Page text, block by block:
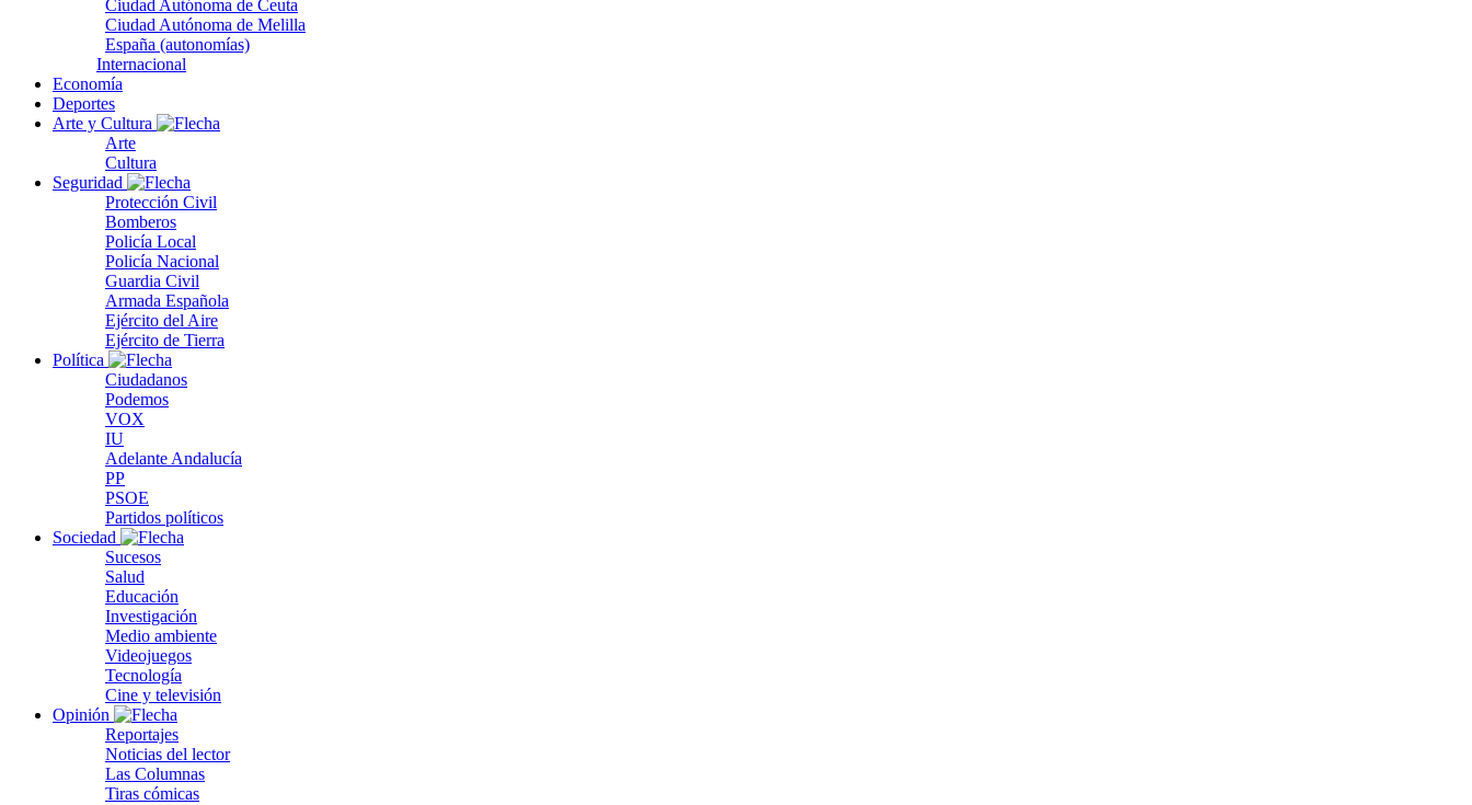
Ciudad Autónoma de Ceuta
Ciudad Autónoma de Melilla
España (autonomías)
Internacional
Economía
Deportes
Arte y Cultura
Arte
Cultura
Seguridad
Protección Civil
Bomberos
Policía Local
Policía Nacional
Guardia Civil
Armada Española
Ejército del Aire
Ejército de Tierra
Política
Ciudadanos
Podemos
VOX
IU
Adelante Andalucía
PP
PSOE
Partidos políticos
Sociedad
Sucesos
Salud
Educación
Investigación
Medio ambiente
Videojuegos
Tecnología
Cine y televisión
Opinión
Reportajes
Noticias del lector
Las Columnas
Tiras cómicas